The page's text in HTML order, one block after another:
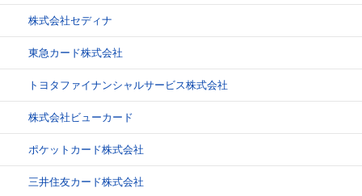
株式会社セディナ
東急カード株式会社
トヨタファイナンシャルサービス株式会社
株式会社ビューカード
ポケットカード株式会社
三井住友カード株式会社